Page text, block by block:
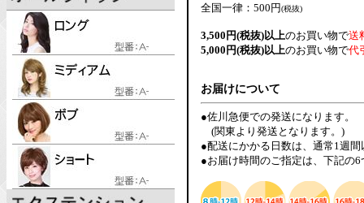
全国一律：500円(税抜)
3,500円(税抜)以上のお買い物で送
5,000円(税抜)以上のお買い物で代
お届けについて
●佐川急便での発送になります。
(関東より発送となります。)
●配送にかかる日数は、通常1週
●お届け時間のご指定は、下記の